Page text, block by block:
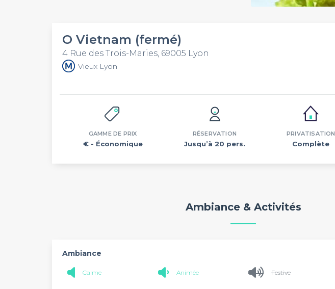
O Vietnam (fermé)
4 Rue des Trois-Maries, 69005 Lyon
Vieux Lyon
GAMME DE PRIX
€ - Économique
RÉSERVATION
Jusqu’à 20 pers.
PRIVATISATION
Complète
Ambiance & Activités
Ambiance
Calme Animée Festive